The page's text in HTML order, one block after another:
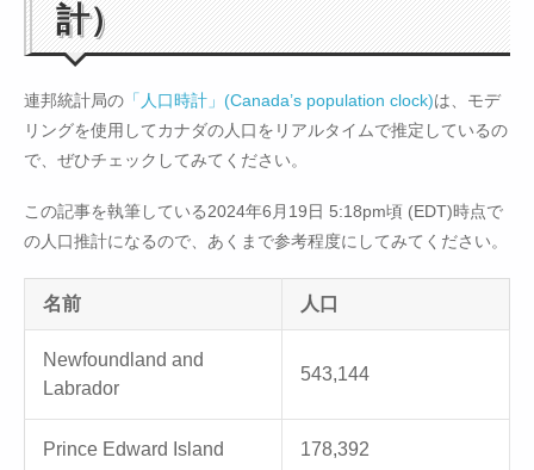
計）
連邦統計局の 「人口時計」(Canada’s population clock)は、モデ
リングを使用してカナダの人口をリアルタイムで推定しているの
で、ぜひチェックしてみてください。
この記事を執筆している2024年6月19日 5:18pm頃 (EDT)時点で
の人口推計になるので、あくまで参考程度にしてみてください。
名前 人口
Newfoundland and
Labrador
543,144
Prince Edward Island 178,392